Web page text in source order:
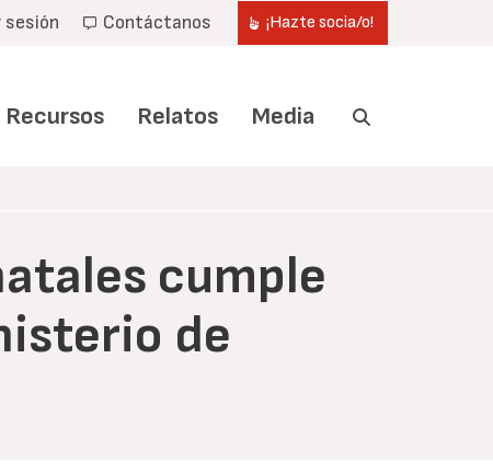
sesión Contáctanos ¡Hazte socia/o!
Recursos Relatos Media
cumple
de